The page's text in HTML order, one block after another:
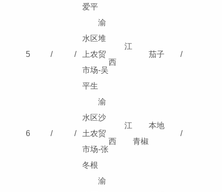
爱平
5 / /
渝
水区堆
上农贸
市场-吴
平生
江
西
茄子 /
6 / /
渝
水区沙
土农贸
市场-张
冬根
江
西
本地
青椒
/
渝